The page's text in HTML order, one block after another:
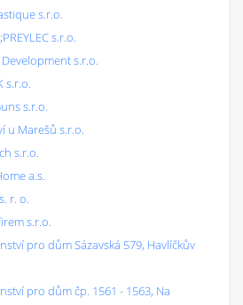
s.r.o.
s.r.o.
s.r.o.
s.r.o.
s.r.o.
u Marešů s.r.o.
s.r.o.
a.s.
r. o.
s.r.o.
pro dům Sázavská 579, Havlíčkův
pro dům čp. 1561 - 1563, Na